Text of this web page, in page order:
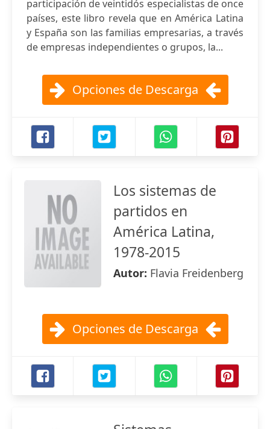
participación de veintidós especialistas de once
países, este libro revela que en América Latina
y España son las familias empresarias, a través
de empresas independientes o grupos, la...
Opciones de Descarga
Los sistemas de
partidos en
América Latina,
1978-2015
Autor: Flavia Freidenberg
Opciones de Descarga